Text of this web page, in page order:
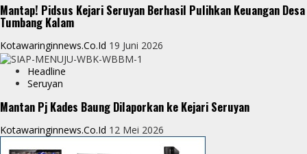
Mantap! Pidsus Kejari Seruyan Berhasil Pulihkan Keuangan Desa
Tumbang Kalam
Kotawaringinnews.co.id 19 Juni 2026
Headline
Seruyan
Mantan Pj Kades Baung Dilaporkan ke Kejari Seruyan
Kotawaringinnews.co.id 12 Mei 2026